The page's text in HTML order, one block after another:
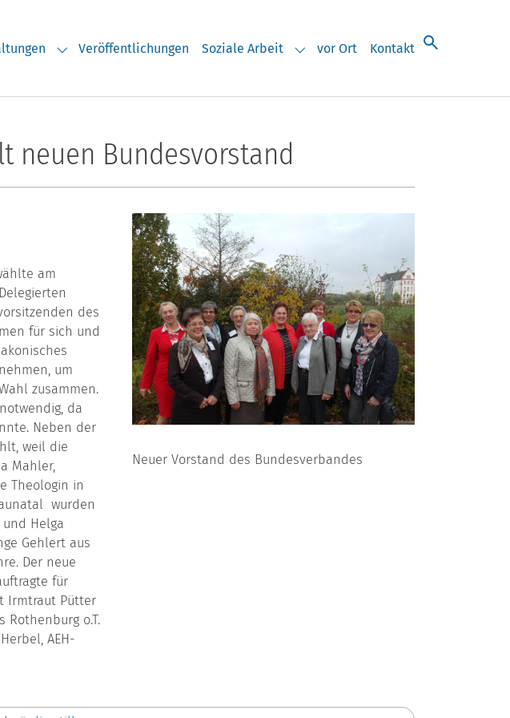
"Aktuelles"Submenu for "Veranstaltungen"
Veröffentlichungen Soziale Arbeit
Submenu for "Soziale Arbeit"
vor Ort Kontakt
neuen Bundesvorstand
am
des
für sich und
um
zusammen.
da
Neben der
weil die
Mahler,
Theologin in
wurden
Helga
Gehlert aus
Der neue
für
Irmtraut Pütter
o.T.
AEH-
Neuer Vorstand des Bundesverbandes